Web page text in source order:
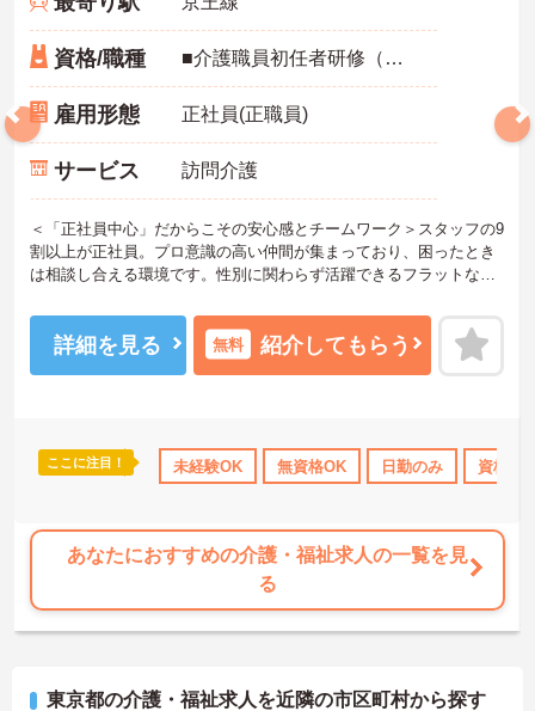
無資格OK 年間休日110日以上 ブランクOK 資格取得サポ
資格/職種 ■介護職員初任者研修（ヘルパー2級）以上 ※無資格・未経験も相談可
雇用形態 正社員(正職員)
サービス 訪問介護
＜「正社員中心」だからこその安心感とチームワーク＞スタッフの9
割以上が正社員。プロ意識の高い仲間が集まっており、困ったとき
は相談し合える環境です。性別に関わらず活躍できるフラットな雰
＜電動自転車でラクラク移動！身体への負担を軽減＞会社から1人1
台、専用の電動自転車が支給されます（一部例外あり）。お客様の
ご自宅への移動が快適になるだけでなく、貸与された自転車での通
す。賞与は年2回あり、資格手当や土日出勤手当も充実。キャリアパ
スも明確で、管理者へのステップアップなど、頑張りに応じて収入
詳細を見る 無料 紹介してもらう
ここに注目！ 未経験OK 無資格OK 日勤のみ 資格取
あなたにおすすめの介護・福祉求人の一覧を見
る
東京都の介護・福祉求人を近隣の市区町村から探す